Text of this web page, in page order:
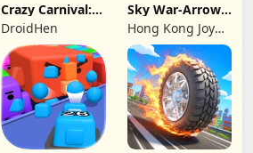
Crazy Carnival:
Merger
DroidHen
Sky War-Arrow
Hero
Hong Kong Joy
Genesis Co,
Limited